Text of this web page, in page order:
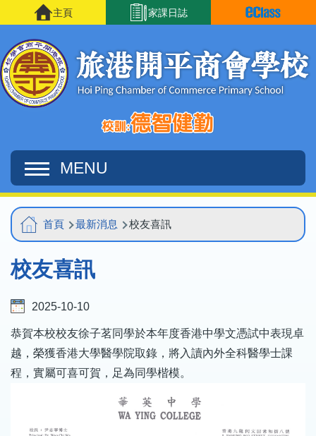
移至主內容 家課日誌
主頁
MENU
Main
navigation
導
航
連
首頁 最新消息 校友喜訊
校友喜訊
2025-10-10
恭賀本校校友徐子茗同學於本年度香港中學文憑試中表現卓
越，榮獲香港大學醫學院取錄，將入讀內外全科醫學士課
程，實屬可喜可賀，足為同學楷模。